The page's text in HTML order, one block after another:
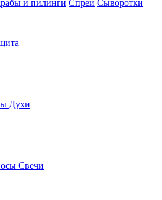
и пилинги Спреи Сыворотки
Духи
Свечи